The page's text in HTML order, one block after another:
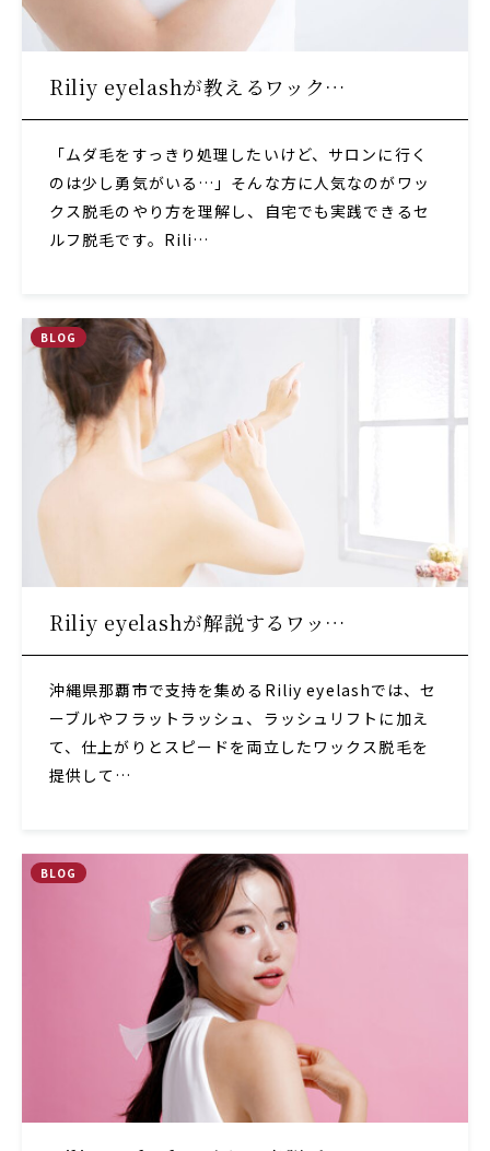
Riliy eyelashが教えるワック…
「ムダ毛をすっきり処理したいけど、サロンに行く
のは少し勇気がいる…」そんな方に人気なのがワッ
クス脱毛のやり方を理解し、自宅でも実践できるセ
ルフ脱毛です。Rili…
BLOG
Riliy eyelashが解説するワッ…
沖縄県那覇市で支持を集めるRiliy eyelashでは、セ
ーブルやフラットラッシュ、ラッシュリフトに加え
て、仕上がりとスピードを両立したワックス脱毛を
提供して…
BLOG